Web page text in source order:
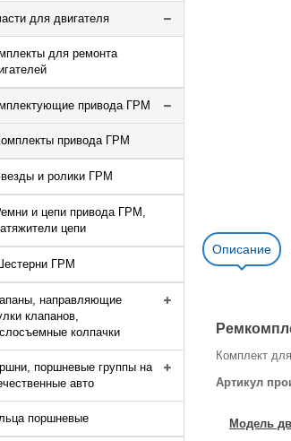
для двигателя
для ремонта
привода ГРМ
привода ГРМ
и ролики ГРМ
и цепи привода ГРМ,
цепи
ГРМ
направляющие
клапанов,
колпачки
поршневые группы на
авто
поршневые
Описание
Комплект
Артикул
Модель